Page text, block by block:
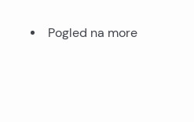
Pogled na more